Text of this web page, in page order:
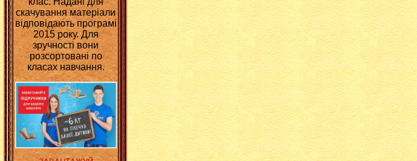
скачування матеріали
відповідають програмі
2015 року. Для
зручності вони
розсортовані по
класах навчання.